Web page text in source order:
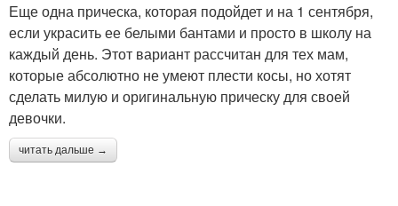
Еще одна прическа, которая подойдет и на 1 сентября,
если украсить ее белыми бантами и просто в школу на
каждый день. Этот вариант рассчитан для тех мам,
которые абсолютно не умеют плести косы, но хотят
сделать милую и оригинальную прическу для своей
девочки.
читать дальше →